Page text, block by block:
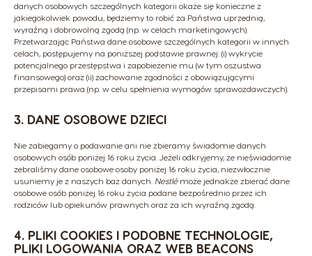
danych osobowych szczególnych kategorii okaże się konieczne z
jakiegokolwiek powodu, będziemy to robić za Państwa uprzednią,
wyraźną i dobrowolną zgodą (np. w celach marketingowych).
Przetwarzając Państwa dane osobowe szczególnych kategorii w innych
celach, postępujemy na poniższej podstawie prawnej: (i) wykrycie
potencjalnego przestępstwa i zapobieżenie mu (w tym oszustwa
finansowego) oraz (ii) zachowanie zgodności z obowiązującymi
przepisami prawa (np. w celu spełnienia wymogów sprawozdawczych).
3. DANE OSOBOWE DZIECI
Nie zabiegamy o podawanie ani nie zbieramy świadomie danych
osobowych osób poniżej 16 roku życia. Jeżeli odkryjemy, że nieświadomie
zebraliśmy dane osobowe osoby poniżej 16 roku życia, niezwłocznie
usuniemy je z naszych baz danych. Nestlémoże jednakże zbierać dane
osobowe osób poniżej 16 roku życia podane bezpośrednio przez ich
rodziców lub opiekunów prawnych oraz za ich wyraźną zgodą.
4. PLIKI COOKIES I PODOBNE TECHNOLOGIE,
PLIKI LOGOWANIA ORAZ WEB BEACONS